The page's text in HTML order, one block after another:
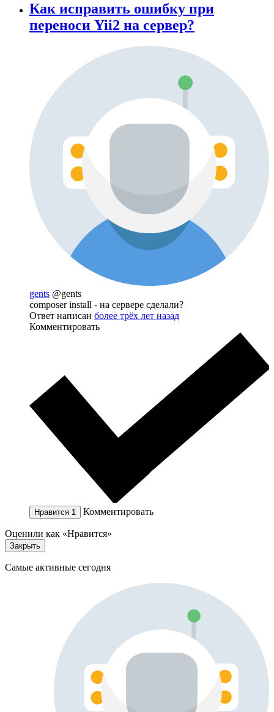
Как исправить ошибку при
переноси Yii2 на сервер?
gents @gents
composer install - на сервере сделали?
Ответ написан более трёх лет назад
Комментировать
Нравится 1 Комментировать
Оценили как «Нравится»
Закрыть
Самые активные сегодня